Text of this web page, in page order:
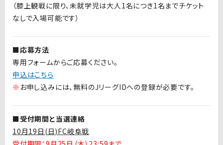
（膝上観戦に限り、未就学児は大人1名につき1名までチケット
なしで入場可能です）
■応募方法
専用フォームからご応募ください。
申込はこちら
※ お申し込みには、無料のJリーグIDへの登録が必要です。
■受付期間と当選連絡
10月19日(日)FC岐阜戦